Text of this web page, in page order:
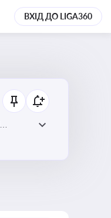
ВХІД ДО LIGA360